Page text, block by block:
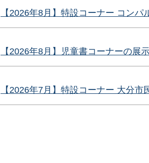
【2026年8月】特設コーナー コンパ
【2026年8月】児童書コーナーの展
【2026年7月】特設コーナー 大分